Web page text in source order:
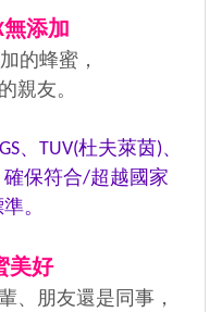
添加
的蜂蜜，
親友。
、TUV(杜夫萊茵)、
保符合/超越國家
。
美好
、朋友還是同事，